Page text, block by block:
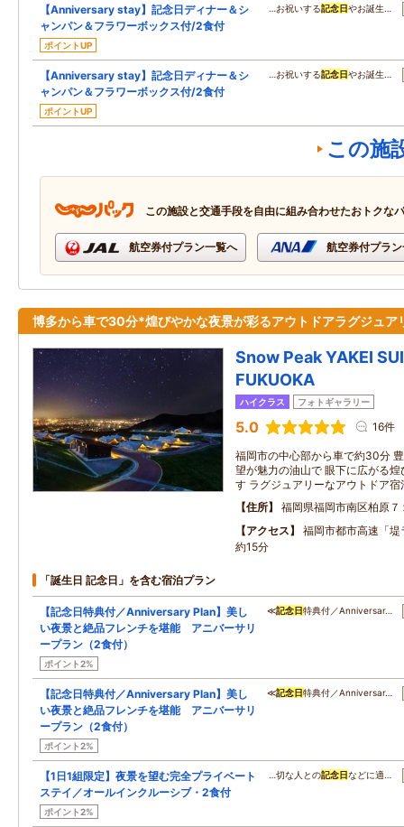
【Anniversary stay】記念日ディナー＆シ
ャンパン＆フラワーボックス付/2食付
ポイントUP
…お祝いする記念日やお誕生…
【Anniversary stay】記念日ディナー＆シ
ャンパン＆フラワーボックス付/2食付
ポイントUP
…お祝いする記念日やお誕生…
この施
この施設と交通手段を自由に組み合わせたおトクな
航空券付プラン一覧へ 航空券付プラ
博多から車で30分*煌びやかな夜景が彩るアウトドアラグジュア
Snow Peak YAKEI
FUKUOKA
ハイクラス フォトギャラリー
5.0 16件
福岡市の中心部から車で約30分
望が魅力の油山で 眼下に広がる
す ラグジュアリーなアウトドア
住所
福岡県福岡市南区柏原７
アクセス
福岡市都市高速「
約15分
「誕生日 記念日」を含む宿泊プラン
【記念日特典付／Anniversary Plan】美し
い夜景と絶品フレンチを堪能 アニバーサリ
ープラン（2食付）
ポイント2%
≪記念日特典付／Anniversar…
【記念日特典付／Anniversary Plan】美し
い夜景と絶品フレンチを堪能 アニバーサリ
ープラン（2食付）
ポイント2%
≪記念日特典付／Anniversar…
【1日1組限定】夜景を望む完全プライベート
ステイ／オールインクルーシブ・2食付
ポイント2%
…切な人との記念日などに適…